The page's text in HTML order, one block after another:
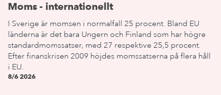
Moms - internationellt
I Sverige är momsen i normalfall 25 procent. Bland EU
länderna är det bara Ungern och Finland som har högre
standardmomssatser, med 27 respektive 25,5 procent.
Efter finanskrisen 2009 höjdes momssatserna på flera håll
i EU.
8/6 2026